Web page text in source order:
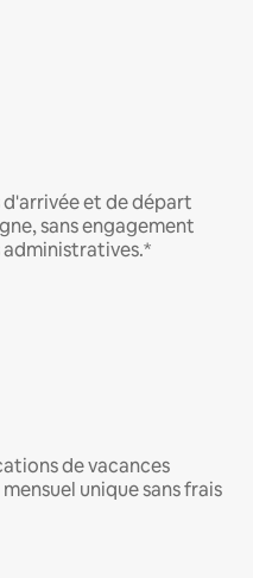
d'arrivée et de départ
sans engagement
de vacances
unique sans frais